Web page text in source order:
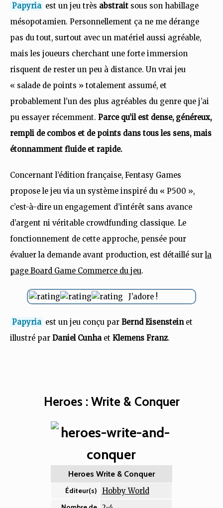
Papyria est un jeu très abstrait sous son habillage
mésopotamien. Personnellement ça ne me dérange
pas du tout, surtout avec un matériel aussi agréable,
mais les joueurs cherchant une forte immersion
risquent de rester un peu à distance. Un vrai jeu
« salade de points » totalement assumé, et
probablement l’un des plus agréables du genre que j’ai
pu essayer récemment. Parce qu’il est dense, généreux,
rempli de combos et de points dans tous les sens, mais
étonnamment fluide et rapide.
Concernant l’édition française, Fentasy Games
propose le jeu via un système inspiré du « P500 »,
c’est-à-dire un engagement d’intérêt sans avance
d’argent ni véritable crowdfunding classique. Le
fonctionnement de cette approche, pensée pour
évaluer la demande avant production, est détaillé surla
page Board Game Commerce du jeu.
J’adore !
Papyria est un jeu conçu par Bernd Eisensteinet
illustré par Daniel Cunhaet Klemens Franz.
Heroes : Write & Conquer
Heroes Write & Conquer
Éditeur(s) Hobby World